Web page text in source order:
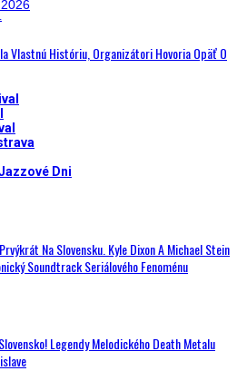
Vlastnú Históriu, Organizátori Hovoria Opäť O
Dni
Na Slovensku. Kyle Dixon A Michael Stein
Soundtrack Seriálového Fenoménu
Legendy Melodického Death Metalu